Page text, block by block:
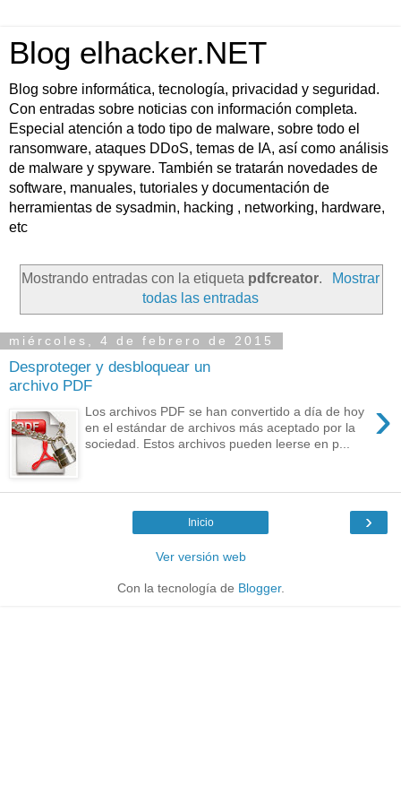
Blog elhacker.NET
Blog sobre informática, tecnología, privacidad y seguridad.
Con entradas sobre noticias con información completa.
Especial atención a todo tipo de malware, sobre todo el
ransomware, ataques DDoS, temas de IA, así como análisis
de malware y spyware. También se tratarán novedades de
software, manuales, tutoriales y documentación de
herramientas de sysadmin, hacking , networking, hardware,
etc
Mostrando entradas con la etiqueta pdfcreator.
Mostrar
todas las entradas
miércoles, 4 de febrero de 2015
Desproteger y desbloquear un
archivo PDF
›
Los archivos PDF se han convertido a día de hoy
en el estándar de archivos más aceptado por la
sociedad. Estos archivos pueden leerse en p...
›
Inicio
Ver versión web
Con la tecnología de Blogger.